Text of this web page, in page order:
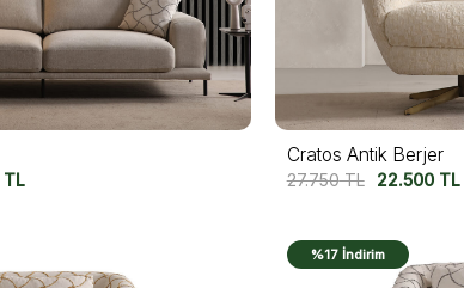
TL
Cratos Antik Berjer
27.750TL 22.500TL
%17 İndirim